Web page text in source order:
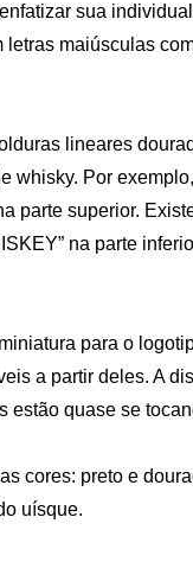
sua
maiúsculas
lineares
whisky. Por
parte superior.
na parte
para o
a partir deles. A
estão quase se
cores: preto e
uísque.